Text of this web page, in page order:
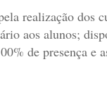
realização dos
aos alunos;
de presença e